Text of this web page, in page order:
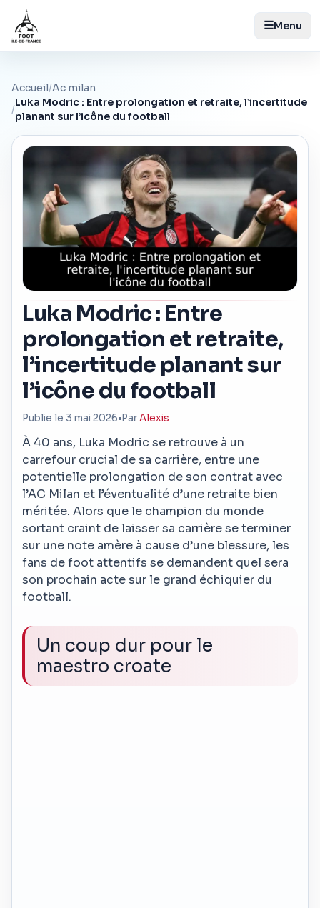
☰Menu
Accueil/Ac milan
/
Luka Modric : Entre prolongation et retraite, l’incertitude
planant sur l’icône du football
Luka Modric : Entre
prolongation et retraite,
l’incertitude planant sur
l’icône du football
Publie le 3 mai 2026• ParAlexis
À 40 ans, Luka Modric se retrouve à un
carrefour crucial de sa carrière, entre une
potentielle prolongation de son contrat avec
l’AC Milan et l’éventualité d’une retraite bien
méritée. Alors que le champion du monde
sortant craint de laisser sa carrière se terminer
sur une note amère à cause d’une blessure, les
fans de foot attentifs se demandent quel sera
son prochain acte sur le grand échiquier du
football.
Un coup dur pour le
maestro croate